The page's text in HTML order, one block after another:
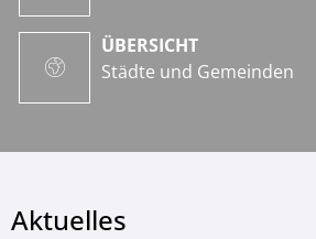
ÜBERSICHT
Städte und Gemeinden
Aktuelles